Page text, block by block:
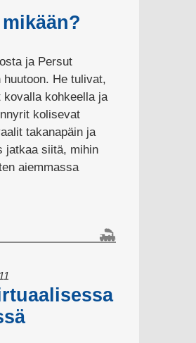
ja Persut
He tulivat,
kohkeella ja
kolisevat
takanapäin ja
jatkaa siitä, mihin
aiemmassa